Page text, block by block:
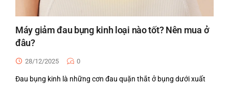
Máy giảm đau bụng kinh loại nào tốt? Nên mua ở
đâu?
28/12/2025 0
Đau bụng kinh là những cơn đau quặn thắt ở bụng dưới xuất